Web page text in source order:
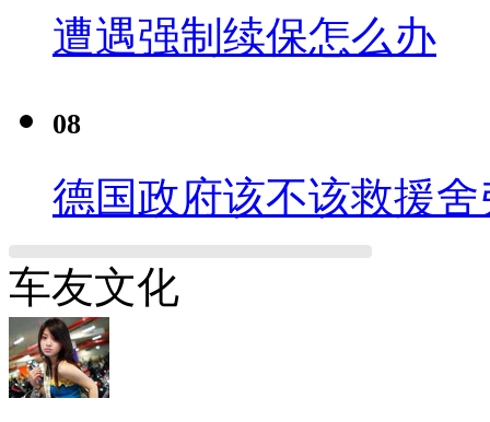
遭遇强制续保怎么办
08
德国政府该不该救援舍
车友文化